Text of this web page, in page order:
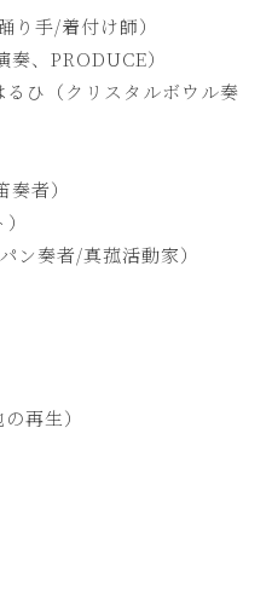
手/着付け師）
、PRODUCE）
ひ（クリスタルボウル奏
者）
奏者/真菰活動家）
再生）